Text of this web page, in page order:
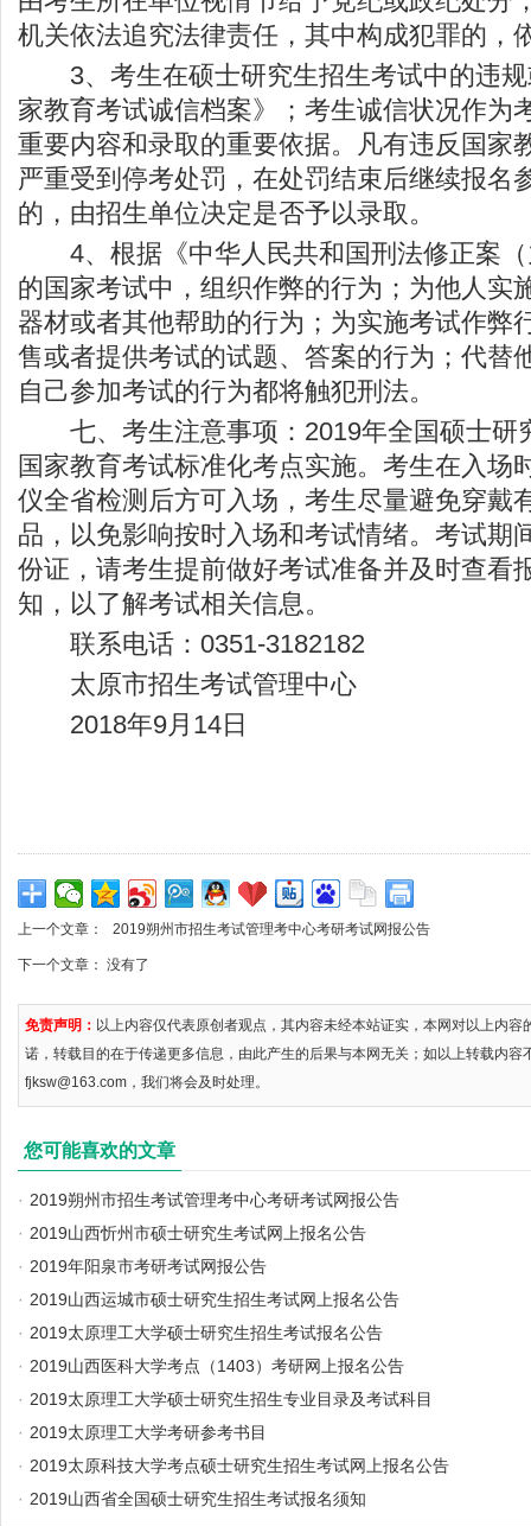
机关依法追究法律责任，其中构成犯罪的，
3、考生在硕士研究生招生考试中的违规
家教育考试诚信档案》；考生诚信状况作为
重要内容和录取的重要依据。凡有违反国家
严重受到停考处罚，在处罚结束后继续报名
的，由招生单位决定是否予以录取。
4、根据《中华人民共和国刑法修正案（
的国家考试中，组织作弊的行为；为他人实
器材或者其他帮助的行为；为实施考试作弊
售或者提供考试的试题、答案的行为；代替
自己参加考试的行为都将触犯刑法。
七、考生注意事项：2019年全国硕士研
国家教育考试标准化考点实施。考生在入场
仪全省检测后方可入场，考生尽量避免穿戴
品，以免影响按时入场和考试情绪。考试期
份证，请考生提前做好考试准备并及时查看
知，以了解考试相关信息。
联系电话：0351-3182182
太原市招生考试管理中心
2018年9月14日
上一个文章： 2019朔州市招生考试管理考中心考研考试网报公告
下一个文章： 没有了
免责声明： 以上内容仅代表原创者观点，其内容未经本站证实，本网对以上内
诺，转载目的在于传递更多信息，由此产生的后果与本网无关；如以上转载内容
fjksw@163.com，我们将会及时处理。
您可能喜欢的文章
· 2019朔州市招生考试管理考中心考研考试网报公告
· 2019山西忻州市硕士研究生考试网上报名公告
· 2019年阳泉市考研考试网报公告
· 2019山西运城市硕士研究生招生考试网上报名公告
· 2019太原理工大学硕士研究生招生考试报名公告
· 2019山西医科大学考点（1403）考研网上报名公告
· 2019太原理工大学硕士研究生招生专业目录及考试科目
· 2019太原理工大学考研参考书目
· 2019太原科技大学考点硕士研究生招生考试网上报名公告
· 2019山西省全国硕士研究生招生考试报名须知